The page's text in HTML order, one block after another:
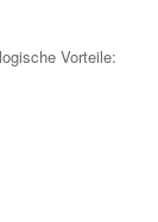
Vorteile: